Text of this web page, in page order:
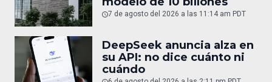
7 de agosto del 2026 a las 11:14 am PDT
DeepSeek anuncia alza en
su API: no dice cuánto ni
cuándo